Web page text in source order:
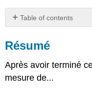
Table of contents
Attribution
Résumé
Après avoir terminé
mesure de...